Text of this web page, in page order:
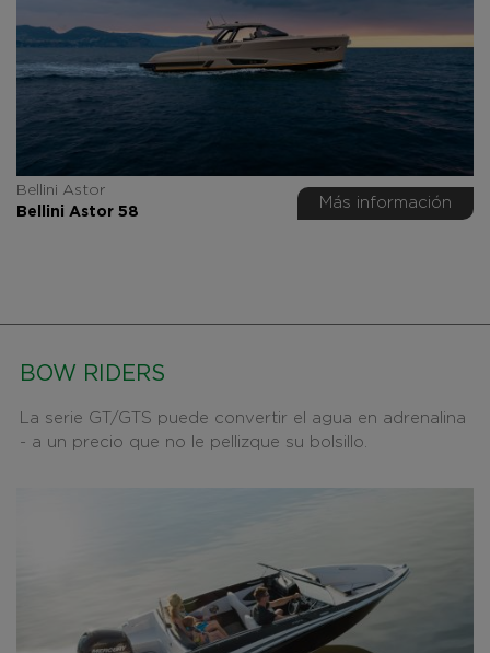
Bellini Astor
Bellini Astor 58
Más información
BOW RIDERS
La serie GT/GTS puede convertir el agua en adrenalina
- a un precio que no le pellizque su bolsillo.